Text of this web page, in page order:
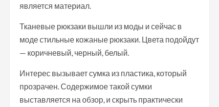
является материал.
Тканевые рюкзаки вышли из моды и сейчас в
моде стильные кожаные рюкзаки. Цвета подойдут
— коричневый, черный, белый.
Интерес вызывает сумка из пластика, который
прозрачен. Содержимое такой сумки
выставляется на обзор, и скрыть практически